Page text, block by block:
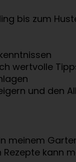
bis zum
wertvolle
und den
meinem
kann